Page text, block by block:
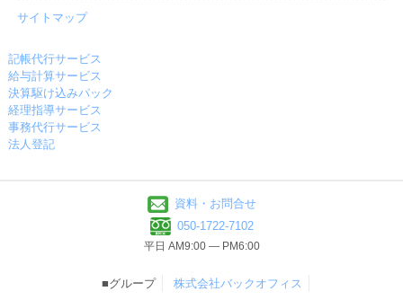
サイトマップ
記帳代行サービス
給与計算サービス
決算駆け込みパック
経理指導サービス
事務代行サービス
法人登記
資料・お問合せ
050-1722-7102
平日 AM9:00 ― PM6:00
■グループ 株式会社バックオフィス